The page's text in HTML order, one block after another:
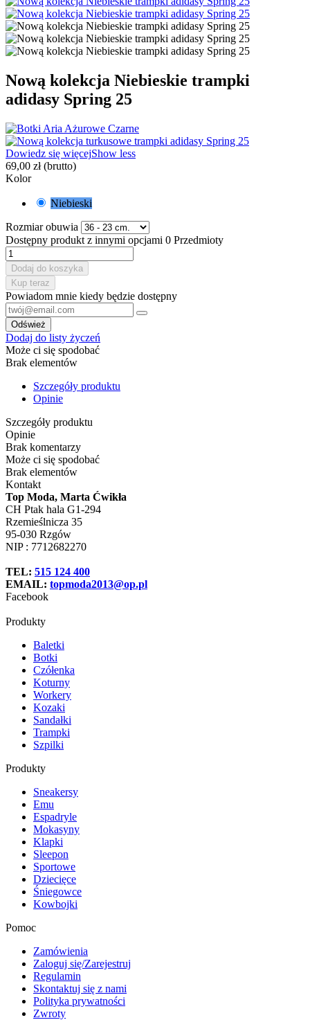
Nową kolekcja Niebieskie trampki
adidasy Spring 25
Dowiedz się więcejShow less
69,00 zł (brutto)
Kolor
Niebieski
Rozmiar obuwia
Dostępny produkt z innymi opcjami 0 Przedmioty
Dodaj do koszyka
Kup teraz
Powiadom mnie kiedy będzie dostępny
Dodaj do listy życzeń
Może ci się spodobać
Brak elementów
Szczegóły produktu
Opinie
Szczegóły produktu
Opinie
Brak komentarzy
Może ci się spodobać
Brak elementów
Kontakt
Top Moda, Marta Ćwikła
CH Ptak hala G1-294
Rzemieślnicza 35
95-030 Rzgów
NIP : 7712682270
TEL: 515 124 400
EMAIL: topmoda2013@op.pl
Facebook
Produkty
Baletki
Botki
Czółenka
Koturny
Workery
Kozaki
Sandałki
Trampki
Szpilki
Produkty
Sneakersy
Emu
Espadryle
Mokasyny
Klapki
Sleepon
Sportowe
Dziecięce
Śniegowce
Kowbojki
Pomoc
Zamówienia
Zaloguj się/Zarejestruj
Regulamin
Skontaktuj się z nami
Polityka prywatności
Zwroty